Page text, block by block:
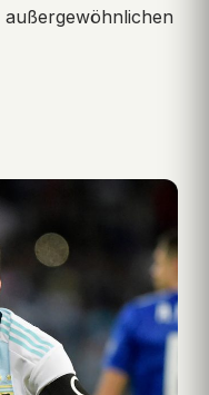
außergewöhnlichen